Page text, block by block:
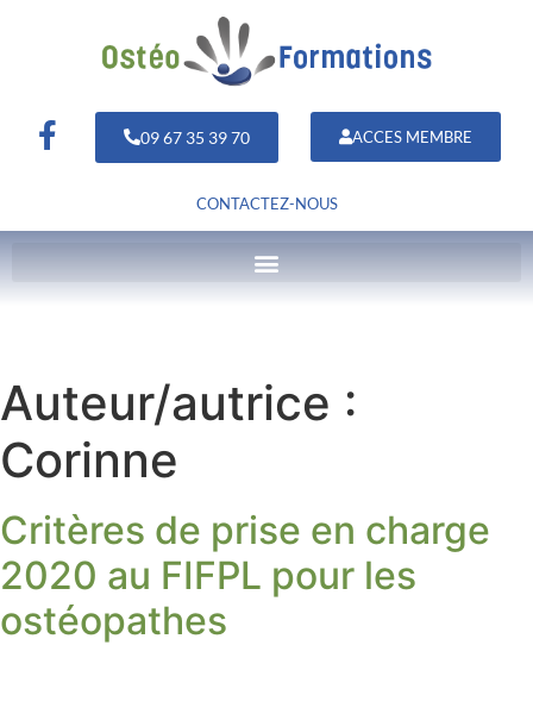
09 67 35 39 70 ACCES MEMBRE
CONTACTEZ-NOUS
Auteur/autrice :
Corinne
Critères de prise en charge
2020 au FIFPL pour les
ostéopathes